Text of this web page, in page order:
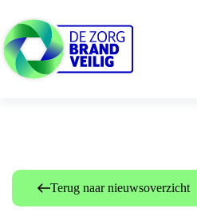
naar
de
inhoud
Terug naar nieuwsoverzicht